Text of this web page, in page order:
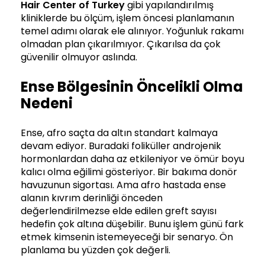
Hair Center of Turkeygibi yapılandırılmış
kliniklerde bu ölçüm, işlem öncesi planlamanın
temel adımı olarak ele alınıyor. Yoğunluk rakamı
olmadan plan çıkarılmıyor. Çıkarılsa da çok
güvenilir olmuyor aslında.
Ense Bölgesinin Öncelikli Olma
Nedeni
Ense, afro saçta da altın standart kalmaya
devam ediyor. Buradaki foliküller androjenik
hormonlardan daha az etkileniyor ve ömür boyu
kalıcı olma eğilimi gösteriyor. Bir bakıma donör
havuzunun sigortası. Ama afro hastada ense
alanın kıvrım derinliği önceden
değerlendirilmezse elde edilen greft sayısı
hedefin çok altına düşebilir. Bunu işlem günü fark
etmek kimsenin istemeyeceği bir senaryo. Ön
planlama bu yüzden çok değerli.